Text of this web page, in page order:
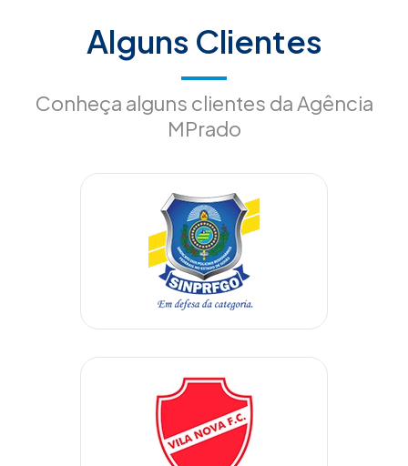
Alguns Clientes
Conheça alguns clientes da Agência
MPrado